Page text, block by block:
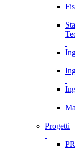
Progetti